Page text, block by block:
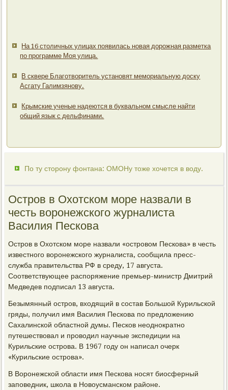
На 16 столичных улицах появилась новая дорожная разметка
по программе Моя улица.
В сквере Благотворитель установят мемориальную доску
Асгату Галимзянову.
Крымские ученые надеются в буквальном смысле найти
общий язык с дельфинами.
По ту сторону фонтана: ОМОНу тоже хочется в воду.
Остров в Охотском море назвали в
честь воронежского журналиста
Василия Пескова
Остров в Охотском море назвали «островом Пескова» в честь
известного воронежского журналиста, сообщила пресс-
служба правительства РФ в среду, 17 августа.
Соответствующее распоряжение премьер-министр Дмитрий
Медведев подписал 13 августа.
Безымянный остров, входящий в состав Большой Курильской
гряды, получил имя Василия Пескова по предложению
Сахалинской областной думы. Песков неоднократно
путешествовал и проводил научные экспедиции на
Курильские острова. В 1967 году он написал очерк
«Курильские острова».
В Воронежской области имя Пескова носят биосферный
заповедник, школа в Новоусманском районе.